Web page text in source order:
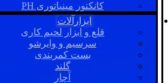
کانکتور مینیاتوری PH
ابزارآلات
قلع و ابزار لحیم کاری
سرسیم و وایرشو
بست کمربندی
گلند
آچار